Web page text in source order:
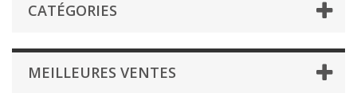
CATÉGORIES
MEILLEURES VENTES